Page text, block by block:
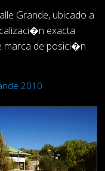
Grande, ubicado a
exacta
marca de posici�n
2010